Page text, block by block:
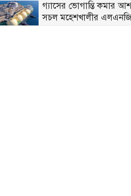
গ্যাসের ভোগান্তি কমার
সচল মহেশখালীর এলএনজি